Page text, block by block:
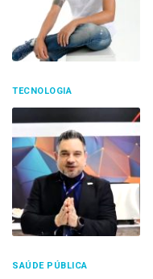
TECNOLOGIA
SAÚDE PÚBLICA